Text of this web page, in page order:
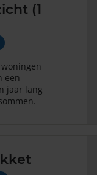
(1
een
jaar lang